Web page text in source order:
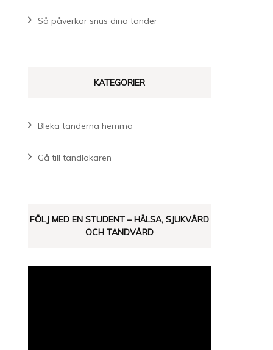
Så påverkar snus dina tänder
KATEGORIER
Bleka tänderna hemma
Gå till tandläkaren
FÖLJ MED EN STUDENT – HÄLSA, SJUKVÅRD
OCH TANDVÅRD